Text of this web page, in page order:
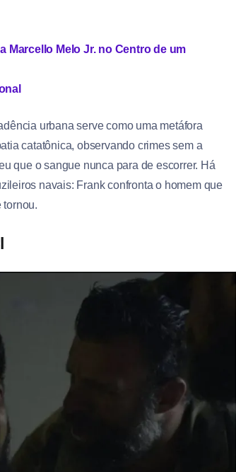
Marcello Melo Jr. no Centro de um
urbana serve como uma metáfora
catatônica, observando crimes sem a
que o sangue nunca para de escorrer. Há
navais: Frank confronta o homem que
tornou.